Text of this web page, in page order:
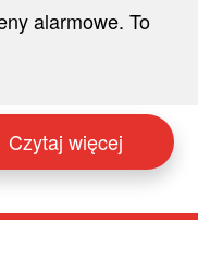
alarmowe. To
Czytaj więcej